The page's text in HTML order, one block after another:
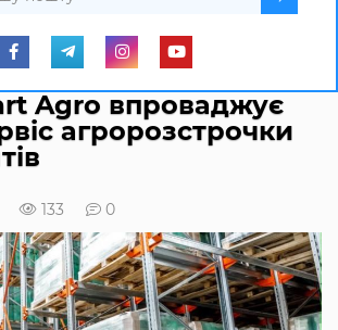
Agro впроваджує
агророзстрочки
133 0